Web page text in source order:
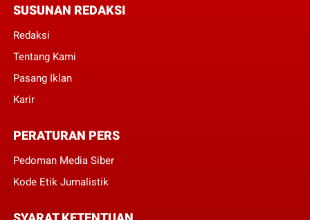
SUSUNAN REDAKSI
Redaksi
Tentang Kami
Pasang Iklan
Karir
PERATURAN PERS
Pedoman Media Siber
Kode Etik Jurnalistik